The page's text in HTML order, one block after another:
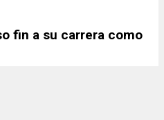
fin a su carrera como